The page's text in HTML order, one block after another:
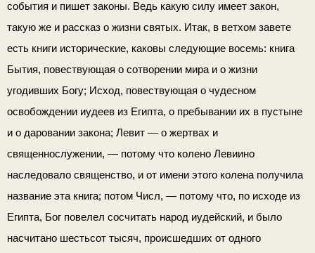
собы­тия и пишет законы. Ведь какую силу имеет закон,
такую же и рассказ о жизни святых. Итак, в ветхом завете
есть книги исторические, каковы следующие восемь: книга
Бытия, повествую­щая о сотворении мира и о жизни
угодивших Богу; Исход, по­вествующая о чудесном
освобождении иудеев из Египта, о пребы­вании их в пустыне
и о даровании закона; Левит — о жертвах и
священнослужении, — потому что колено Левиино
наследовало свя­щенство, и от имени этого колена получила
название эта книга; потом Числ, — потому что, по исходе из
Египта, Бог повелел сосчитать народ иудейский, и было
насчитано шестьсот тысяч, происшедших от одного